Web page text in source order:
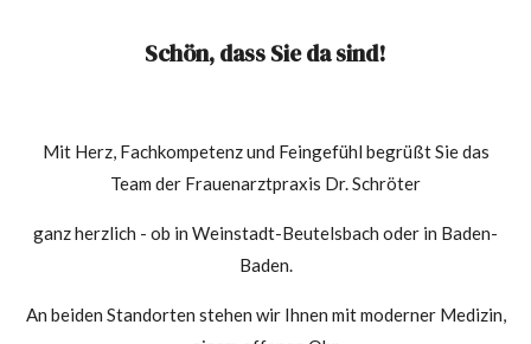
Schön, dass Sie da sind!
Mit Herz, Fachkompetenz und Feingefühl begrüßt Sie das
Team der Frauenarztpraxis Dr. Schröter
ganz herzlich - ob in Weinstadt-Beutelsbach oder in Baden-
Baden.
An beiden Standorten stehen wir Ihnen mit moderner Medizin,